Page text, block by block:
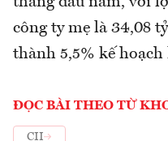
công ty mẹ là 34,08
thành 5,5% kế
ĐỌC BÀI THEO TỪ
CII